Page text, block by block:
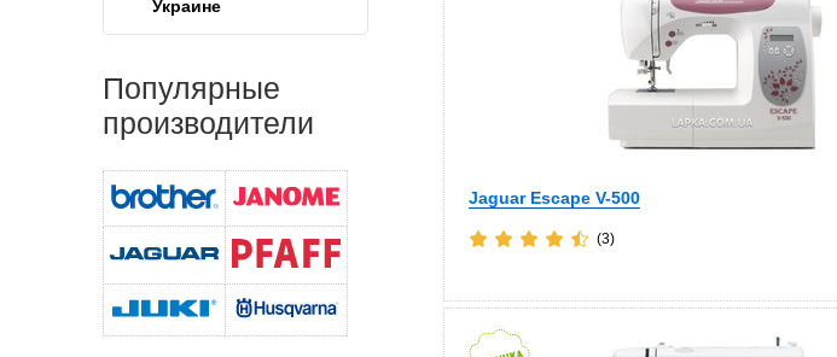
Jaguar Escape V-500
(3)
Украине
Популярные
производители